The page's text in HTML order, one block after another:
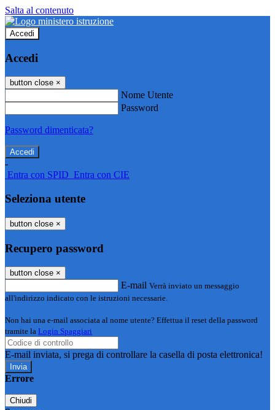
Salta al contenuto
Accedi
Accedi
button close ×
Nome Utente
Password
Password dimenticata?
-
Entra con SPID Entra con CIE
Seleziona utente
button close ×
Recupero password
button close ×
E-mail Verrà inviato un messaggio
all'indirizzo indicato con le istruzioni necessarie.
Non hai una e-mail associata al nome utente? Effettua il reset della password
tramite la Login Spaggiari
E-mail inviata, si prega di controllare la casella di posta elettronica!
Errore
Chiudi